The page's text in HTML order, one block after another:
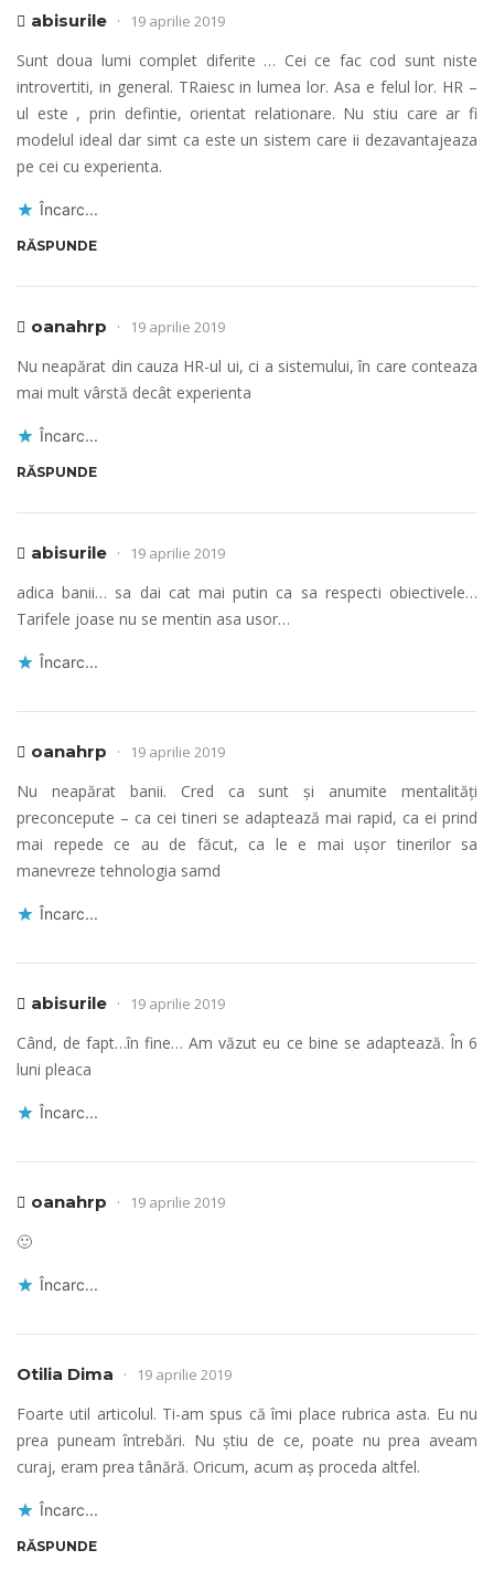
abisurile 19 aprilie 2019
Sunt doua lumi complet diferite … Cei ce fac cod sunt niste
introvertiti, in general. TRaiesc in lumea lor. Asa e felul lor. HR –
ul este , prin defintie, orientat relationare. Nu stiu care ar fi
modelul ideal dar simt ca este un sistem care ii dezavantajeaza
pe cei cu experienta.
Încarc...
RĂSPUNDE
oanahrp 19 aprilie 2019
Nu neapărat din cauza HR-ul ui, ci a sistemului, în care conteaza
mai mult vârstă decât experienta
Încarc...
RĂSPUNDE
abisurile 19 aprilie 2019
adica banii… sa dai cat mai putin ca sa respecti obiectivele…
Tarifele joase nu se mentin asa usor…
Încarc...
oanahrp 19 aprilie 2019
Nu neapărat banii. Cred ca sunt și anumite mentalități
preconcepute – ca cei tineri se adaptează mai rapid, ca ei prind
mai repede ce au de făcut, ca le e mai ușor tinerilor sa
manevreze tehnologia samd
Încarc...
abisurile 19 aprilie 2019
Când, de fapt…în fine… Am văzut eu ce bine se adaptează. În 6
luni pleaca
Încarc...
oanahrp 19 aprilie 2019
🙂
Încarc...
Otilia Dima 19 aprilie 2019
Foarte util articolul. Ti-am spus că îmi place rubrica asta. Eu nu
prea puneam întrebări. Nu știu de ce, poate nu prea aveam
curaj, eram prea tânără. Oricum, acum aș proceda altfel.
Încarc...
RĂSPUNDE